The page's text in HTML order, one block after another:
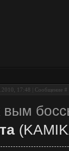
17:48 | Сообщение #
вым
(